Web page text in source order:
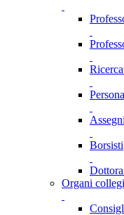
Borsisti
Organi